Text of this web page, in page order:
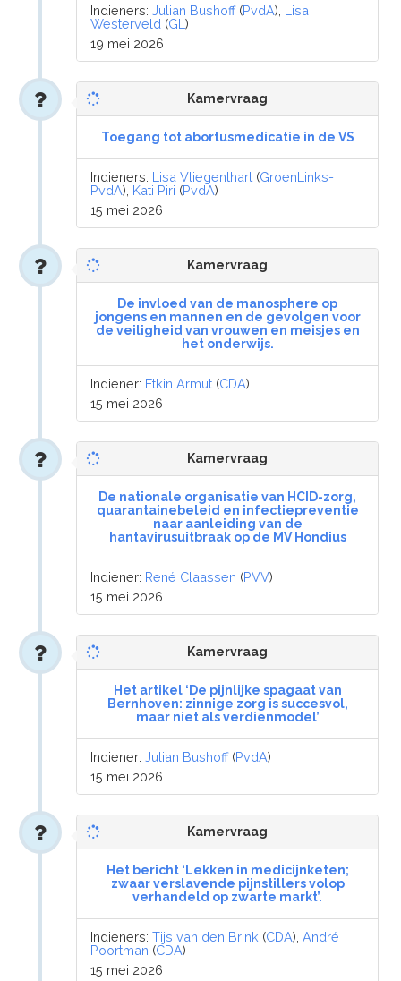
Indieners:Julian Bushoff(PvdA), Lisa
Westerveld (GL)
19 mei 2026
Kamervraag
Toegang tot abortusmedicatie in de VS
Indieners: Lisa Vliegenthart (GroenLinks-
PvdA), Kati Piri (PvdA)
15 mei 2026
Kamervraag
De invloed van de manosphere op
jongens en mannen en de gevolgen voor
de veiligheid van vrouwen en meisjes en
het onderwijs.
Indiener: Etkin Armut (CDA)
15 mei 2026
Kamervraag
De nationale organisatie van HCID-zorg,
quarantainebeleid en infectiepreventie
naar aanleiding van de
hantavirusuitbraak op de MV Hondius
Indiener: René Claassen (PVV)
15 mei 2026
Kamervraag
Het artikel ‘De pijnlijke spagaat van
Bernhoven: zinnige zorg is succesvol,
maar niet als verdienmodel’
Indiener:Julian Bushoff(PvdA)
15 mei 2026
Kamervraag
Het bericht ‘Lekken in medicijnketen;
zwaar verslavende pijnstillers volop
verhandeld op zwarte markt’.
Indieners:Tijs van den Brink (CDA),André
Poortman (CDA)
15 mei 2026